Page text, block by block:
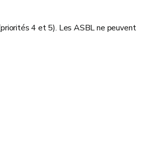
4 et 5). Les ASBL ne peuvent